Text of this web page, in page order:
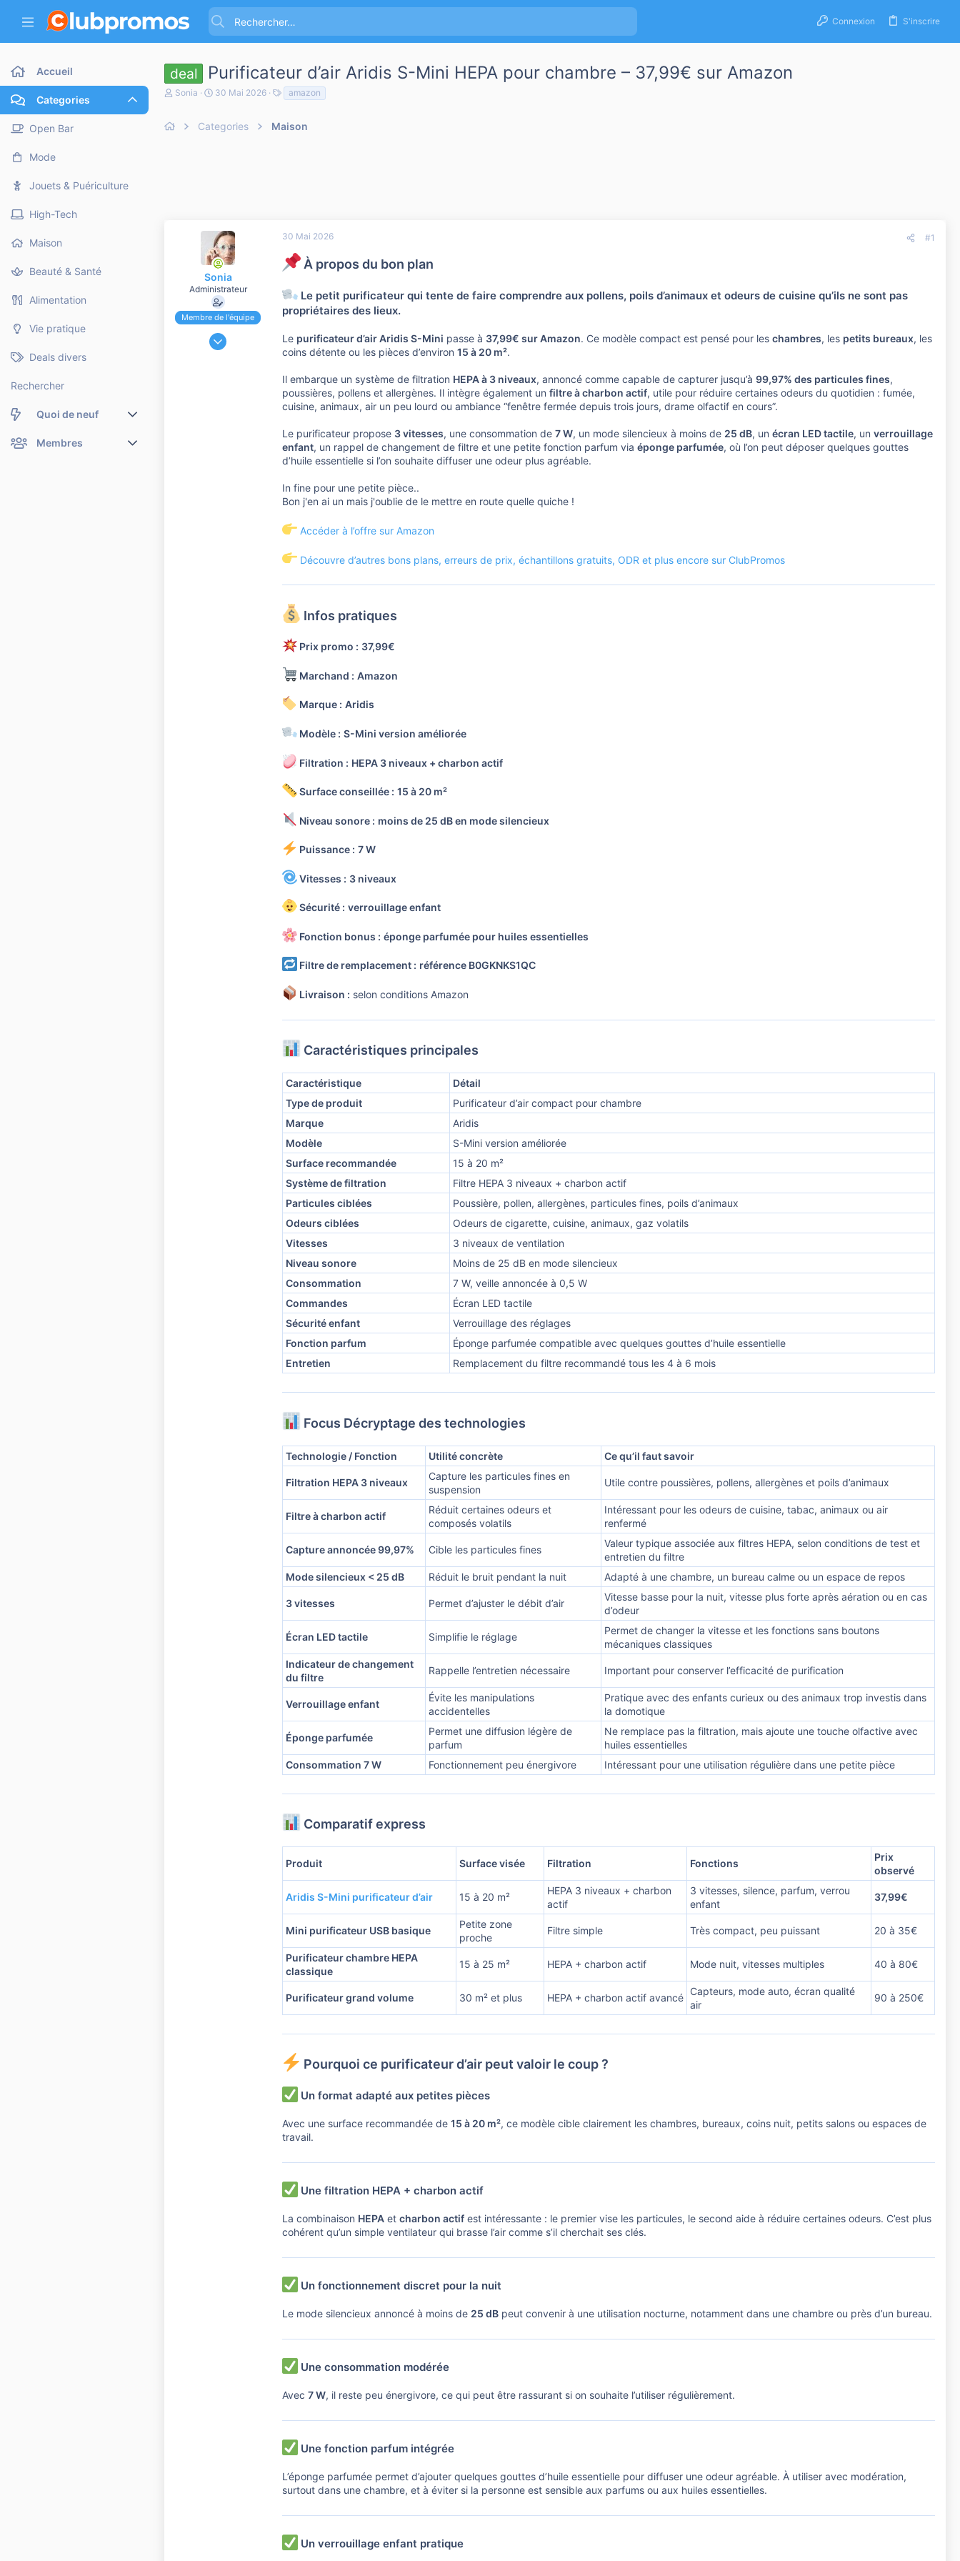
Connexion S'inscrire
Accueil
Categories
Open Bar
Mode
Jouets & Puériculture
High-Tech
Maison
Beauté & Santé
Alimentation
Vie pratique
Deals divers
Rechercher
Quoi de neuf
Nouveaux messages
Membres
deal Purificateur d’air Aridis S-Mini HEPA pour chambre – 37,99€ sur Amazon
A
e
n
Sonia
D
e
30 Mai 2026
a
s
amazon
Categories Maison
Sonia
Administrateur
Membre de l'équipe
30 Mai 2026 #1
À propos du bon plan
Le petit purificateur qui tente de faire comprendre aux pollens, poils d’animaux et odeurs de cuisine qu’ils ne sont pas
propriétaires des lieux.
Le purificateur d’air Aridis S-Mini passe à 37,99€ sur Amazon. Ce modèle compact est pensé pour les chambres, les petits bureaux, les
coins détente ou les pièces d’environ 15 à 20 m².
Il embarque un système de filtration HEPA à 3 niveaux, annoncé comme capable de capturer jusqu’à 99,97% des particules fines,
poussières, pollens et allergènes. Il intègre également un filtre à charbon actif, utile pour réduire certaines odeurs du quotidien : fumée,
cuisine, animaux, air un peu lourd ou ambiance “fenêtre fermée depuis trois jours, drame olfactif en cours”.
Le purificateur propose 3 vitesses, une consommation de 7 W, un mode silencieux à moins de 25 dB, un écran LED tactile, un verrouillage
enfant, un rappel de changement de filtre et une petite fonction parfum via éponge parfumée, où l’on peut déposer quelques gouttes
d’huile essentielle si l’on souhaite diffuser une odeur plus agréable.
In fine pour une petite pièce..
Bon j'en ai un mais j'oublie de le mettre en route quelle quiche !
Accéder à l’offre sur Amazon
Découvre d’autres bons plans, erreurs de prix, échantillons gratuits, ODR et plus encore sur ClubPromos
Infos pratiques
Prix promo : 37,99€
Marchand : Amazon
Marque : Aridis
Modèle : S-Mini version améliorée
Filtration : HEPA 3 niveaux + charbon actif
Surface conseillée : 15 à 20 m²
Niveau sonore : moins de 25 dB en mode silencieux
Puissance : 7 W
Vitesses : 3 niveaux
Sécurité : verrouillage enfant
Fonction bonus : éponge parfumée pour huiles essentielles
Filtre de remplacement : référence B0GKNKS1QC
Livraison : selon conditions Amazon
Caractéristiques principales
Caractéristique
Détail
Type de produit
Purificateur d’air compact pour chambre
Marque
Aridis
Modèle
S-Mini version améliorée
Surface recommandée
15 à 20 m²
Système de filtration
Filtre HEPA 3 niveaux + charbon actif
Particules ciblées
Poussière, pollen, allergènes, particules fines, poils d’animaux
Odeurs ciblées
Odeurs de cigarette, cuisine, animaux, gaz volatils
Vitesses
3 niveaux de ventilation
Niveau sonore
Moins de 25 dB en mode silencieux
Consommation
7 W, veille annoncée à 0,5 W
Commandes
Écran LED tactile
Sécurité enfant
Verrouillage des réglages
Fonction parfum
Éponge parfumée compatible avec quelques gouttes d’huile essentielle
Entretien
Remplacement du filtre recommandé tous les 4 à 6 mois
Focus Décryptage des technologies
Technologie / Fonction Utilité concrète Ce qu’il faut savoir
Filtration HEPA 3 niveaux
Capture les particules fines en
suspension
Utile contre poussières, pollens, allergènes et poils d’animaux
Filtre à charbon actif
Réduit certaines odeurs et
composés volatils
Intéressant pour les odeurs de cuisine, tabac, animaux ou air
renfermé
Capture annoncée 99,97% Cible les particules fines
Valeur typique associée aux filtres HEPA, selon conditions de test et
entretien du filtre
Mode silencieux < 25 dB
Réduit le bruit pendant la nuit Adapté à une chambre, un bureau calme ou un espace de repos
3 vitesses Permet d’ajuster le débit d’air
Vitesse basse pour la nuit, vitesse plus forte après aération ou en cas
d’odeur
Écran LED tactile Simplifie le réglage
Permet de changer la vitesse et les fonctions sans boutons
mécaniques classiques
Indicateur de changement
du filtre
Rappelle l’entretien nécessaire Important pour conserver l’efficacité de purification
Verrouillage enfant
Évite les manipulations
accidentelles
Pratique avec des enfants curieux ou des animaux trop investis dans
la domotique
Éponge parfumée
Permet une diffusion légère de
parfum
Ne remplace pas la filtration, mais ajoute une touche olfactive avec
huiles essentielles
Consommation 7 W
Fonctionnement peu énergivore Intéressant pour une utilisation régulière dans une petite pièce
Comparatif express
Produit Surface visée Filtration Fonctions
Prix
observé
Aridis S-Mini purificateur d’air 15 à 20 m²
HEPA 3 niveaux + charbon
actif
3 vitesses, silence, parfum, verrou
enfant
37,99€
Mini purificateur USB basique
Petite zone
proche
Filtre simple Très compact, peu puissant 20 à 35€
Purificateur chambre HEPA
classique
15 à 25 m² HEPA + charbon actif Mode nuit, vitesses multiples 40 à 80€
Purificateur grand volume 30 m² et plus HEPA + charbon actif avancé
Capteurs, mode auto, écran qualité
air
90 à 250€
Pourquoi ce purificateur d’air peut valoir le coup ?
Un format adapté aux petites pièces
Avec une surface recommandée de 15 à 20 m², ce modèle cible clairement les chambres, bureaux, coins nuit, petits salons ou espaces de
travail.
Une filtration HEPA + charbon actif
La combinaison HEPA et charbon actif est intéressante : le premier vise les particules, le second aide à réduire certaines odeurs. C’est plus
cohérent qu’un simple ventilateur qui brasse l’air comme s’il cherchait ses clés.
Un fonctionnement discret pour la nuit
Le mode silencieux annoncé à moins de 25 dB peut convenir à une utilisation nocturne, notamment dans une chambre ou près d’un bureau.
Une consommation modérée
Avec 7 W, il reste peu énergivore, ce qui peut être rassurant si on souhaite l’utiliser régulièrement.
Une fonction parfum intégrée
L’éponge parfumée permet d’ajouter quelques gouttes d’huile essentielle pour diffuser une odeur agréable. À utiliser avec modération,
surtout dans une chambre, et à éviter si la personne est sensible aux parfums ou aux huiles essentielles.
Un verrouillage enfant pratique